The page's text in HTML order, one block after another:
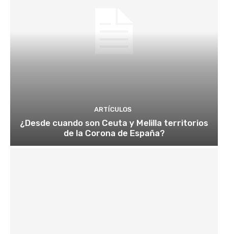
ARTÍCULOS
¿Desde cuando son Ceuta y Melilla territorios
de la Corona de España?